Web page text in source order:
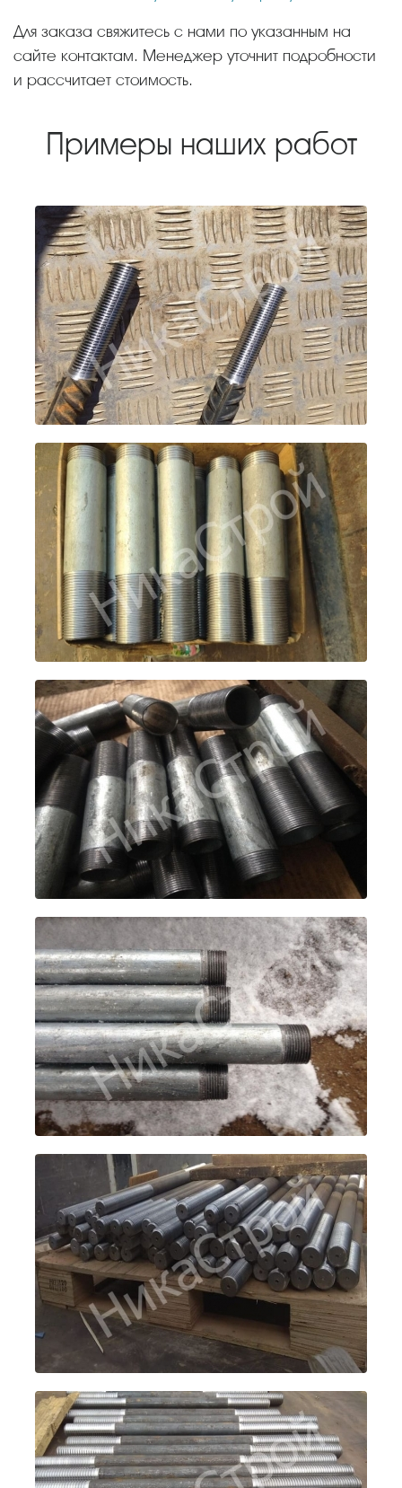
Для заказа свяжитесь с нами по указанным на
сайте контактам. Менеджер уточнит подробности
и рассчитает стоимость.
Примеры наших работ